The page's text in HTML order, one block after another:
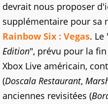
devrait nous proposer
supplémentaire pour sa
Rainbow Six : Vegas. Le
Edition", prévu pour la
Xbox Live américain,
(Doscala Restaurant,
anciennes revisitées (